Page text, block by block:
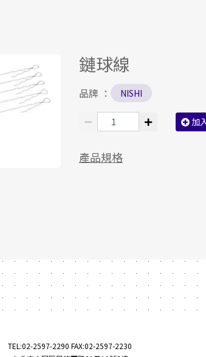
鏈球線
品牌 ： NISHI
加
產品規格
TEL:02-2597-2290 FAX:02-2597-2230